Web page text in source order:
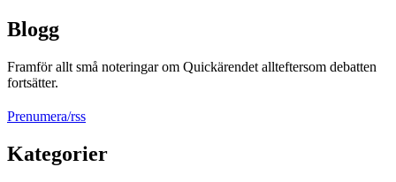
Blogg
Framför allt små noteringar om Quickärendet allteftersom debatten
fortsätter.
Prenumera/rss
Kategorier